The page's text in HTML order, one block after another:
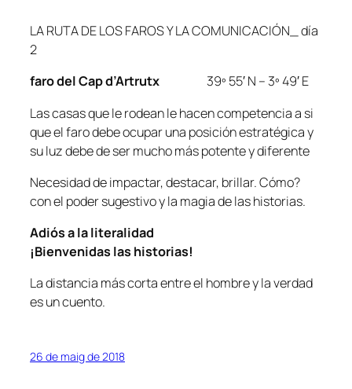
LA RUTA DE LOS FAROS Y LA COMUNICACIÓN_ día
2
faro del Cap d’Artrutx 39º 55′ N – 3º 49′ E
Las casas que le rodean le hacen competencia a si
que el faro debe ocupar una posición estratégica y
su luz debe de ser mucho más potente y diferente
Necesidad de impactar, destacar, brillar. Cómo?
con el poder sugestivo y la magia de las historias.
Adiós a la literalidad
¡Bienvenidas las historias!
La distancia más corta entre el hombre y la verdad
es un cuento.
26 de maig de 2018